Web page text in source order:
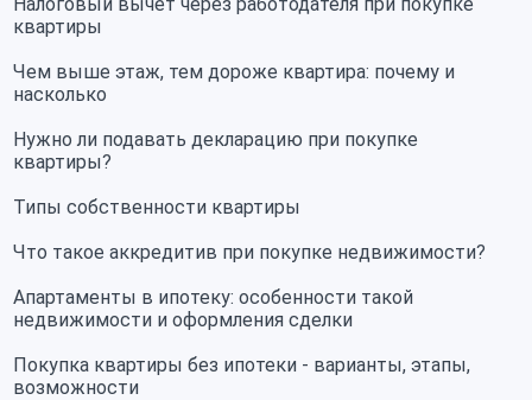
квартиры
Чем выше этаж, тем дороже квартира: почему и
насколько
Нужно ли подавать декларацию при покупке
квартиры?
Типы собственности квартиры
Что такое аккредитив при покупке недвижимости?
Апартаменты в ипотеку: особенности такой
недвижимости и оформления сделки
Покупка квартиры без ипотеки - варианты, этапы,
возможности